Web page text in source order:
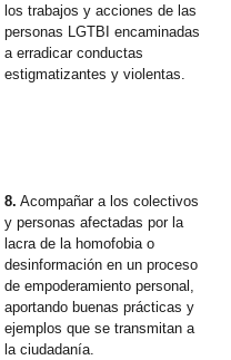
los trabajos y acciones de las
personas LGTBI encaminadas
a erradicar conductas
estigmatizantes y violentas.
8. Acompañar a los colectivos
y personas afectadas por la
lacra de la homofobia o
desinformación en un proceso
de empoderamiento personal,
aportando buenas prácticas y
ejemplos que se transmitan a
la ciudadanía.